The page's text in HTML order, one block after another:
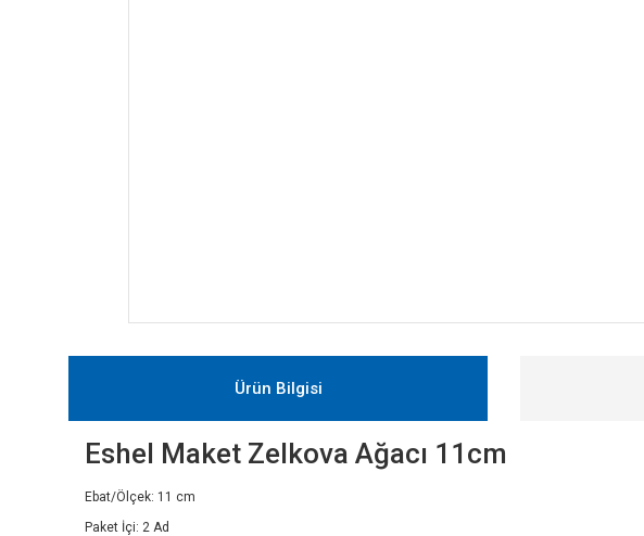
Ürün Bilgisi
Eshel Maket Zelkova Ağacı 11cm
Ebat/Ölçek: 11 cm
Paket İçi: 2 Ad